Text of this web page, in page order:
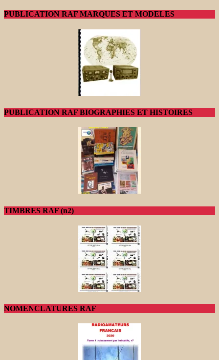
PUBLICATION RAF MARQUES ET MODELES
PUBLICATION RAF BIOGRAPHIES ET HISTOIRES
TIMBRES RAF (n2)
NOMENCLATURES RAF